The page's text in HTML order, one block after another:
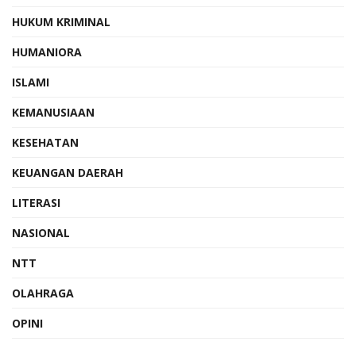
HUKUM KRIMINAL
HUMANIORA
ISLAMI
KEMANUSIAAN
KESEHATAN
KEUANGAN DAERAH
LITERASI
NASIONAL
NTT
OLAHRAGA
OPINI